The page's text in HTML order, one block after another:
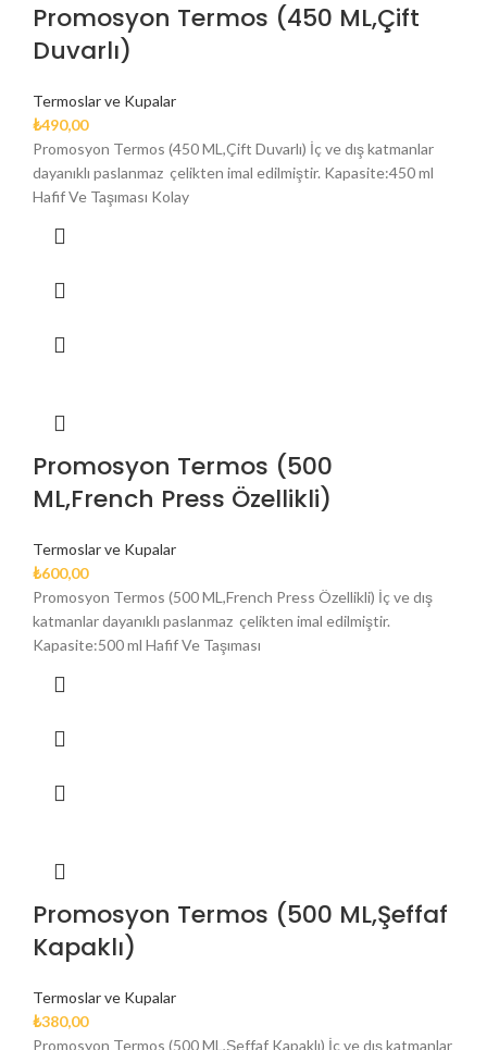
Promosyon Termos (450 ML,Çift
Duvarlı)
Termoslar ve Kupalar
₺490,00
Promosyon Termos (450 ML,Çift Duvarlı) İç ve dış katmanlar
dayanıklı paslanmaz çelikten imal edilmiştir. Kapasite:450 ml
Hafif Ve Taşıması Kolay
Promosyon Termos (500
ML,French Press Özellikli)
Termoslar ve Kupalar
₺600,00
Promosyon Termos (500 ML,French Press Özellikli) İç ve dış
katmanlar dayanıklı paslanmaz çelikten imal edilmiştir.
Kapasite:500 ml Hafif Ve Taşıması
Promosyon Termos (500 ML,Şeffaf
Kapaklı)
Termoslar ve Kupalar
₺380,00
Promosyon Termos (500 ML,Şeffaf Kapaklı) İç ve dış katmanlar